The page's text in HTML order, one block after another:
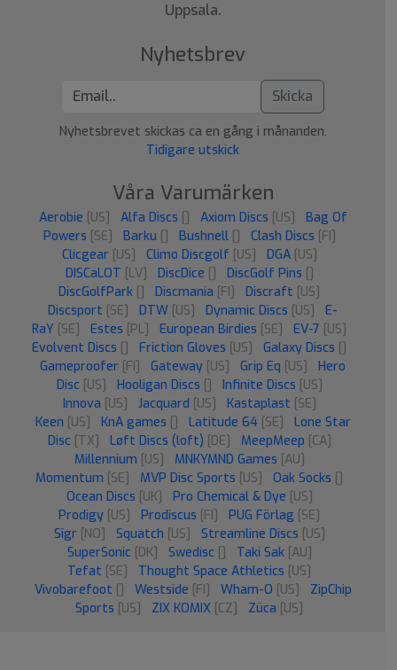
Uppsala.
Nyhetsbrev
Skicka
Nyhetsbrevet skickas ca en gång i månanden.
Tidigare utskick
Våra Varumärken
Aerobie [US] Alfa Discs Axiom Discs [US]
Bag Of
Powers [SE] Barku Bushnell Clash Discs [FI]
Clicgear [US] Climo Discgolf [US] DGA [US]
DISCaLOT [LV] DiscDice DiscGolf Pins
DiscGolfPark
Discmania [FI] Discraft [US]
Discsport [SE] DTW [US] Dynamic Discs [US]
E-
RaY [SE] Estes [PL] European Birdies [SE] EV-7 [US]
Evolvent Discs
Friction Gloves [US] Galaxy Discs
Gameproofer [FI] Gateway [US] Grip Eq [US]
Hero
Disc [US] Hooligan Discs Infinite Discs [US]
Innova [US] Jacquard [US] Kastaplast [SE]
Keen [US] KnA games Latitude 64 [SE]
Lone Star
Disc [TX] Løft Discs (loft) [DE] MeepMeep [CA]
Millennium [US] MNKYMND Games [AU]
Momentum [SE] MVP Disc Sports [US] Oak Socks
Ocean Discs [UK] Pro Chemical & Dye [US]
Prodigy [US] Prodiscus [FI] PUG Förlag [SE]
Sigr [NO] Squatch [US] Streamline Discs [US]
SuperSonic [DK] Swedisc Taki Sak [AU]
Tefat [SE] Thought Space Athletics [US]
Vivobarefoot
Westside [FI] Wham-O [US]
ZipChip
Sports [US] ZIX KOMIX [CZ] Züca [US]